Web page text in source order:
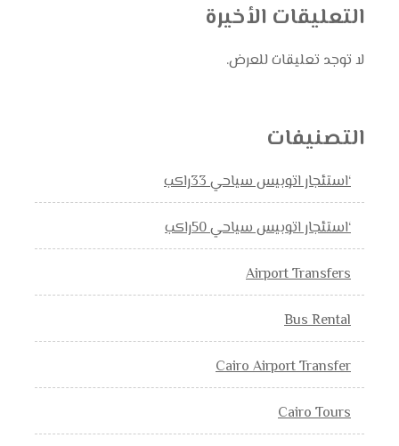
التعليقات الأخيرة
لا توجد تعليقات للعرض.
التصنيفات
‘استئجار اتوبيس سياحي 33راكب
‘استئجار اتوبيس سياحي 50راكب
Airport Transfers
Bus Rental
Cairo Airport Transfer
Cairo Tours